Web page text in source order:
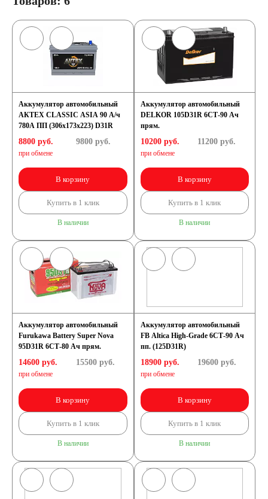
Аккумулятор автомобильный
АКТЕХ CLASSIC ASIA 90 А/ч
780А ПП (306x173x223) D31R
8800 руб.
при обмене
9800руб.
В корзину
Купить в 1 клик
В наличии
Аккумулятор автомобильный
DELKOR 105D31R 6СТ-90 Ач
прям.
10200 руб.
при обмене
11200 руб.
В корзину
Купить в 1 клик
В наличии
Аккумулятор автомобильный
Furukawa Battery Super Nova
95D31R 6СТ-80 Ач прям.
14600 руб.
при обмене
15500руб.
В корзину
Купить в 1 клик
В наличии
Аккумулятор автомобильный
FB Altica High-Grade 6СТ-90 Ач
пп. (125D31R)
18900 руб.
при обмене
19600 руб.
В корзину
Купить в 1 клик
В наличии